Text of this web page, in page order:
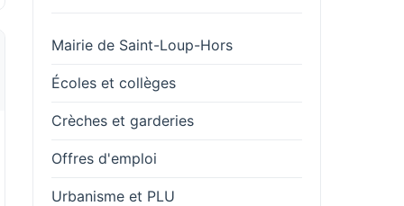
Mairie de Saint-Loup-Hors
Écoles et collèges
Crèches et garderies
Offres d'emploi
Urbanisme et PLU